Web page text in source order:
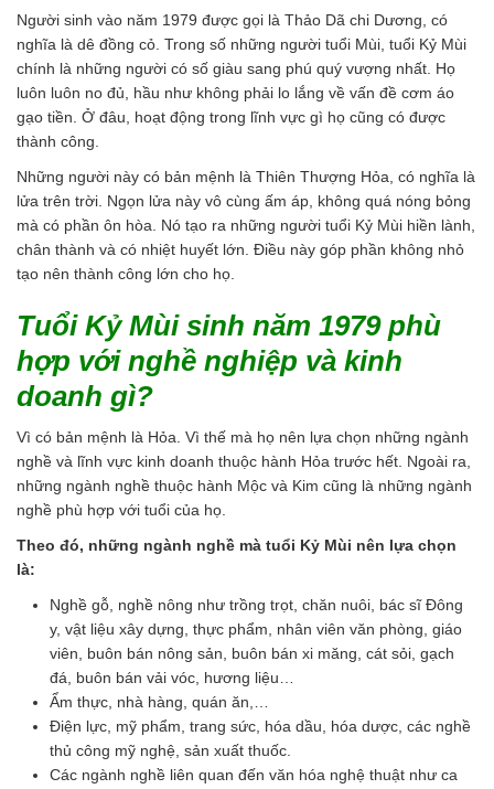
Người sinh vào năm 1979 được gọi là Thảo Dã chi Dương, có
nghĩa là dê đồng cỏ. Trong số những người tuổi Mùi, tuổi Kỷ Mùi
chính là những người có số giàu sang phú quý vượng nhất. Họ
luôn luôn no đủ, hầu như không phải lo lắng về vấn đề cơm áo
gạo tiền. Ở đâu, hoạt động trong lĩnh vực gì họ cũng có được
thành công.
Những người này có bản mệnh là Thiên Thượng Hỏa, có nghĩa là
lửa trên trời. Ngọn lửa này vô cùng ấm áp, không quá nóng bỏng
mà có phần ôn hòa. Nó tạo ra những người tuổi Kỷ Mùi hiền lành,
chân thành và có nhiệt huyết lớn. Điều này góp phần không nhỏ
tạo nên thành công lớn cho họ.
Tuổi Kỷ Mùi sinh năm 1979 phù
hợp với nghề nghiệp và kinh
doanh gì?
Vì có bản mệnh là Hỏa. Vì thế mà họ nên lựa chọn những ngành
nghề và lĩnh vực kinh doanh thuộc hành Hỏa trước hết. Ngoài ra,
những ngành nghề thuộc hành Mộc và Kim cũng là những ngành
nghề phù hợp với tuổi của họ.
Theo đó, những ngành nghề mà tuổi Kỷ Mùi nên lựa chọn
là:
Nghề gỗ, nghề nông như trồng trọt, chăn nuôi, bác sĩ Đông
y, vật liệu xây dựng, thực phẩm, nhân viên văn phòng, giáo
viên, buôn bán nông sản, buôn bán xi măng, cát sỏi, gạch
đá, buôn bán vải vóc, hương liệu…
Ẩm thực, nhà hàng, quán ăn,…
Điện lực, mỹ phẩm, trang sức, hóa dầu, hóa dược, các nghề
thủ công mỹ nghệ, sản xuất thuốc.
Các ngành nghề liên quan đến văn hóa nghệ thuật như ca